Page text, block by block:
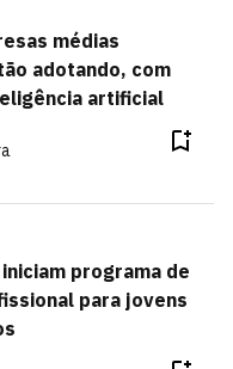
médias
adotando, com
artificial
programa de
para jovens